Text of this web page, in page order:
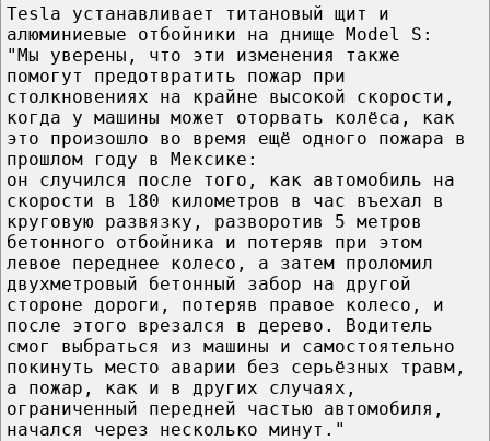
Tesla устанавливает титановый щит и
алюминиевые отбойники на днище Model S:
"Мы уверены, что эти изменения также
помогут предотвратить пожар при
столкновениях на крайне высокой скорости,
когда у машины может оторвать колёса, как
это произошло во время ещё одного пожара в
прошлом году в Мексике:
он случился после того, как автомобиль на
скорости в 180 километров в час въехал в
круговую развязку, разворотив 5 метров
бетонного отбойника и потеряв при этом
левое переднее колесо, а затем проломил
двухметровый бетонный забор на другой
стороне дороги, потеряв правое колесо, и
после этого врезался в дерево. Водитель
смог выбраться из машины и самостоятельно
покинуть место аварии без серьёзных травм,
а пожар, как и в других случаях,
ограниченный передней частью автомобиля,
начался через несколько минут."